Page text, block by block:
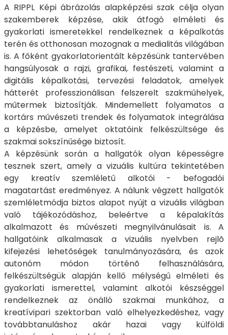
A RIPPL Képi ábrázolás alapképzési szak célja olyan
szakemberek képzése, akik átfogó elméleti és
gyakorlati ismeretekkel rendelkeznek a képalkotás
terén és otthonosan mozognak a medialitás világában
is. A főként gyakorlatorientált képzésünk tantervében
hangsúlyosak a rajzi, grafikai, festészeti, valamint a
digitális képalkotási, tervezési feladatok, amelyek
hátterét professzionálisan felszerelt szakműhelyek,
műtermek biztosítják. Mindemellett folyamatos a
kortárs művészeti trendek és folyamatok integrálása
a képzésbe, amelyet oktatóink felkészültsége és
szakmai sokszínűsége biztosít.
A képzésünk során a hallgatók olyan képességre
tesznek szert, amely a vizuális kultúra tekintetében
egy kreatív szemléletû alkotói - befogadói
magatartást eredményez. A nálunk végzett hallgatók
szemléletmódja biztos alapot nyújt a vizuális világban
való tájékozódáshoz, beleértve a képalakítás
alkalmazott és mûvészeti megnyilvánulásait is. A
hallgatóink alkalmasak a vizuális nyelvben rejlõ
kifejezési lehetőségek tanulmányozására, és azok
autonóm módon történõ felhasználására,
felkészültségük alapján kellő mélységû elméleti és
gyakorlati ismerettel, valamint alkotói készséggel
rendelkeznek az önálló szakmai munkához, a
kreatívipari szektorban való elhelyezkedéshez, vagy
továbbtanuláshoz akár hazai vagy külföldi